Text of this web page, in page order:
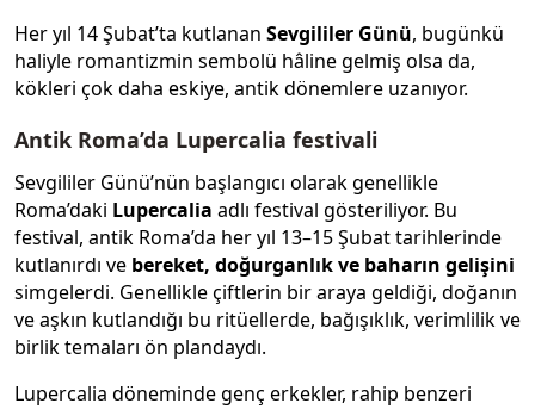
Her yıl 14 Şubat’ta kutlanan Sevgililer Günü, bugünkü
haliyle romantizmin sembolü hâline gelmiş olsa da,
kökleri çok daha eskiye, antik dönemlere uzanıyor.
Antik Roma’da Lupercalia festivali
Sevgililer Günü’nün başlangıcı olarak genellikle
Roma’daki Lupercalia adlı festival gösteriliyor. Bu
festival, antik Roma’da her yıl 13–15 Şubat tarihlerinde
kutlanırdı ve bereket, doğurganlık ve baharın gelişini
simgelerdi. Genellikle çiftlerin bir araya geldiği, doğanın
ve aşkın kutlandığı bu ritüellerde, bağışıklık, verimlilik ve
birlik temaları ön plandaydı.
Lupercalia döneminde genç erkekler, rahip benzeri